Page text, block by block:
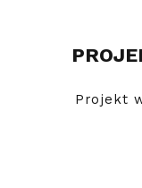
Projekt